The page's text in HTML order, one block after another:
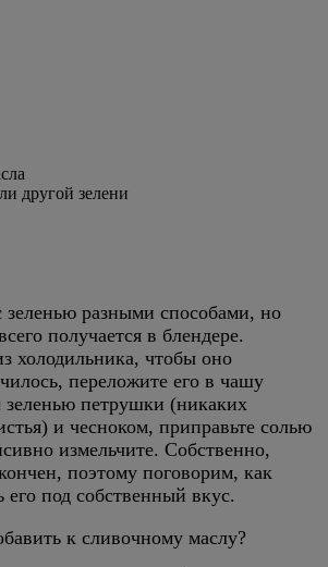
другой зелени
зеленью разными способами, но
получается в блендере.
холодильника, чтобы оно
переложите его в чашу
зеленью петрушки (никаких
и чесноком, приправьте солью
измельчите. Собственно,
поэтому поговорим, как
под собственный вкус.
к сливочному маслу?